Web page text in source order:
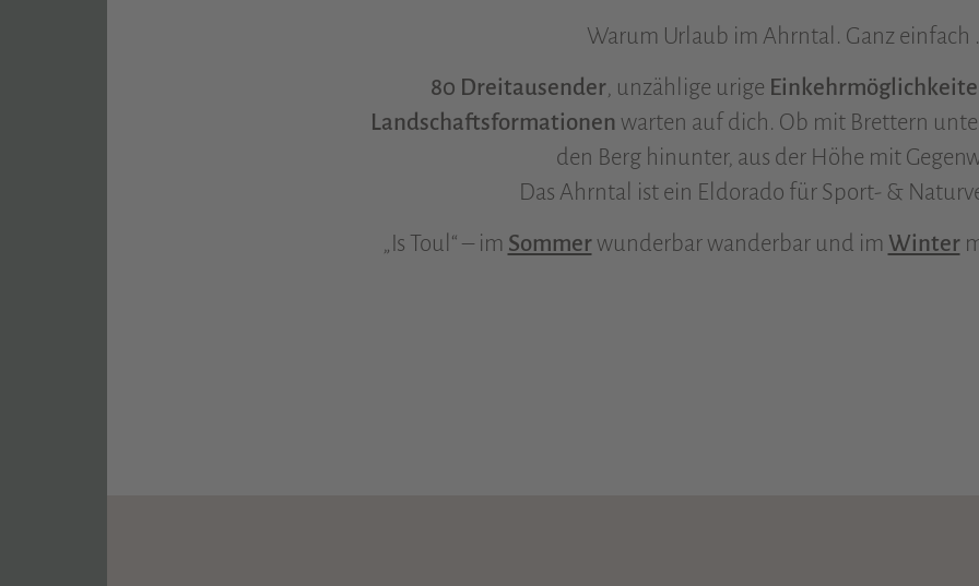
Warum Urlaub im Ahrntal. Ganz einfach
80 Dreitausender, unzählige urige
Landschaftsformationen warten auf dich. Ob mit Brettern
den Berg hinunter, aus der Höhe mit
Das Ahrntal ist ein Eldorado für Sport- &
„Is Toul“ – im Sommerwunderbar wanderbar und im Winter